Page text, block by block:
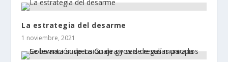
La estrategia del desarme
1 noviembre, 2021